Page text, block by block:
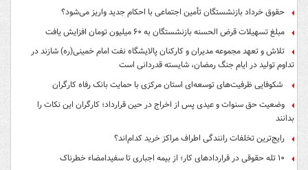
حقوق خرداد بازنشستگان تأمین اجتماعی با احکام جدید واریز می‌شود؟
مبلغ تسهیلات قرض الحسنه بازنشستگان به ۶۰ میلیون تومان افزایش یافت
تلاش و تعهد مجموعه مدیران و کارکنان پالایشگاه نفت امام خمینی(ره) شازند در
تداوم تولید در ایام جنگ رمضان، شایسته قدردانی است
شکوفایی ظرفیت‌های توسعه‌ای استان مرکزی با حمایت بانک رفاه کارگران
وضعیت حق سنوات و عیدی پس از اخراج در حین قرارداد؛ کارگران این نکات را
بدانند
رایج‌ترین تخلفات رانندگی اطراف مراکز خرید کدام‌اند؟
۱۰ تله حقوقی در قراردادهای کار؛ از بیمه اجباری تا سفیدامضاء خطرناک